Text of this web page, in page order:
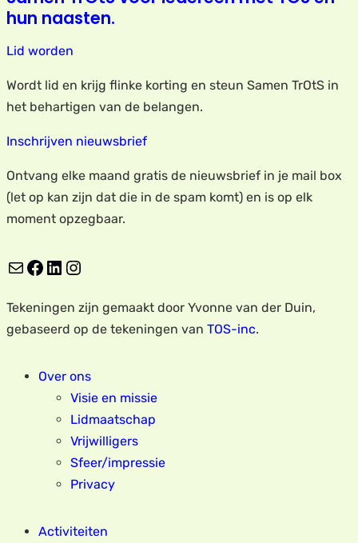
hun naasten.
Lid worden
Wordt lid en krijg flinke korting en steun Samen TrOtS in
het behartigen van de belangen.
Inschrijven nieuwsbrief
Ontvang elke maand gratis de nieuwsbrief in je mail box
(let op kan zijn dat die in de spam komt) en is op elk
moment opzegbaar.
E-mail Facebook LinkedIn Instagram
Tekeningen zijn gemaakt door Yvonne van der Duin,
gebaseerd op de tekeningen van TOS-inc.
Over ons
Visie en missie
Lidmaatschap
Vrijwilligers
Sfeer/impressie
Privacy
Activiteiten